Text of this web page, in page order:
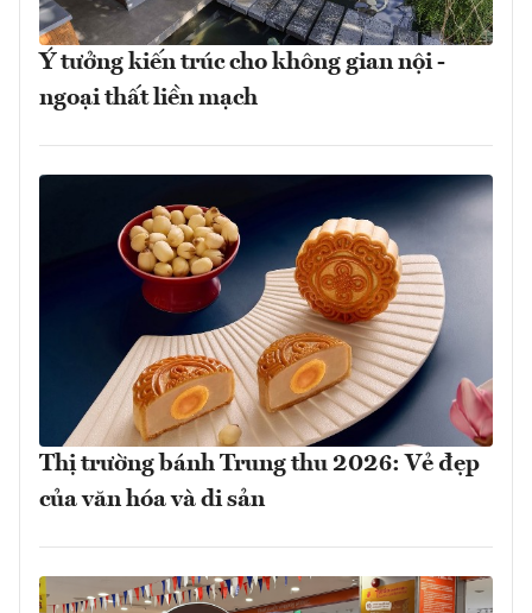
Ý tưởng kiến trúc cho không gian nội -
ngoại thất liền mạch
Thị trường bánh Trung thu 2026: Vẻ đẹp
của văn hóa và di sản